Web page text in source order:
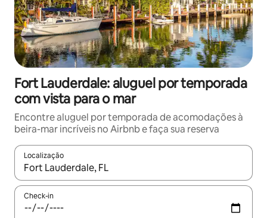
Fort Lauderdale: aluguel por temporada
com vista para o mar
Encontre aluguel por temporada de acomodações à
beira-mar incríveis no Airbnb e faça sua reserva
Localização
Quando os resultados estiverem disponíveis, explore-os
Check-in